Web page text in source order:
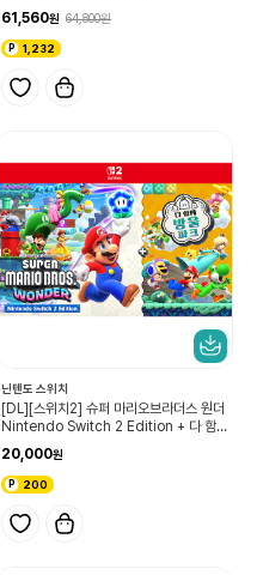
61,560
64,800
1,232
닌텐도 스위치
[DL][스위치2] 슈퍼 마리오브라더스 원더
Nintendo Switch 2 Edition + 다 함
20,000
200